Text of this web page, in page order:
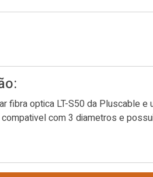
fibra optica LT-S50 da Pluscable
com 3 diametros e